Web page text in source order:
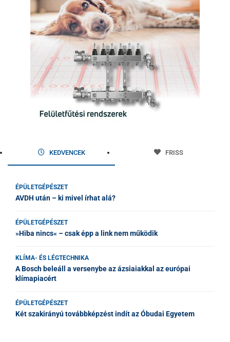
KEDVENCEK FRISS
ÉPÜLETGÉPÉSZET
AVDH után – ki mivel írhat alá?
ÉPÜLETGÉPÉSZET
»Hiba nincs« – csak épp a link nem működik
KLÍMA- ÉS LÉGTECHNIKA
A Bosch beleáll a versenybe az ázsiaiakkal az európai
klímapiacért
ÉPÜLETGÉPÉSZET
Két szakirányú továbbképzést indít az Óbudai Egyetem